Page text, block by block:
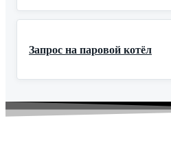
Запрос на паровой котёл